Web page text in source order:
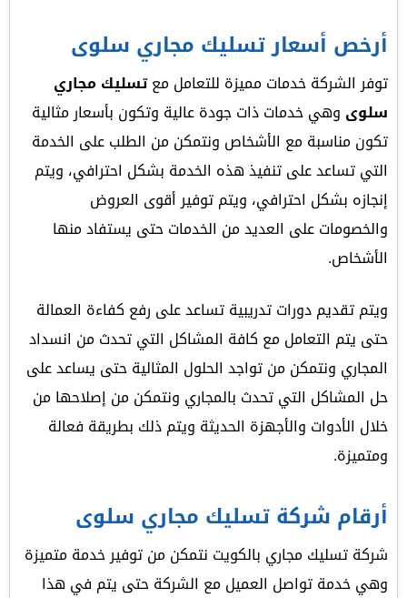
أرخص أسعار تسليك مجاري سلوى
توفر الشركة خدمات مميزة للتعامل معتسليك مجاري
سلوى وهي خدمات ذات جودة عالية وتكون بأسعار مثالية
تكون مناسبة مع الأشخاص ونتمكن من الطلب على الخدمة
التي تساعد على تنفيذ هذه الخدمة بشكل احترافي، ويتم
إنجازه بشكل احترافي، ويتم توفير أقوى العروض
والخصومات على العديد من الخدمات حتى يستفاد منها
الأشخاص.
ويتم تقديم دورات تدريبية تساعد على رفع كفاءة العمالة
حتى يتم التعامل مع كافة المشاكل التي تحدث من انسداد
المجاري ونتمكن من تواجد الحلول المثالية حتى يساعد على
حل المشاكل التي تحدث بالمجاري ونتمكن من إصلاحها من
خلال الأدوات والأجهزة الحديثة ويتم ذلك بطريقة فعالة
ومتميزة.
أرقام شركة تسليك مجاري سلوى
شركة تسليك مجاري بالكويت نتمكن من توفير خدمة متميزة
وهي خدمة تواصل العميل مع الشركة حتى يتم في هذا